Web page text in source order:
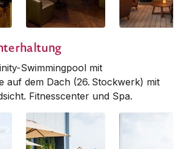
Bar
Swimming­pool mit
auf dem Dach (26. Stockwerk) mit
Fitnesscenter und Spa.